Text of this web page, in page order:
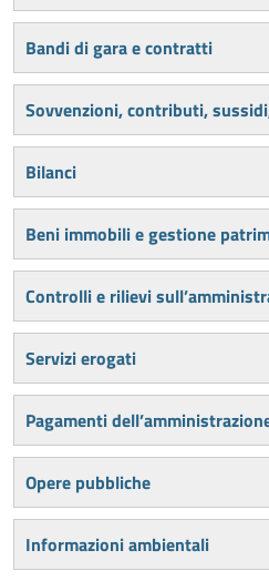
Bandi di gara e contratti
Sovvenzioni, contributi,
Bilanci
Beni immobili e gestione
Controlli e rilievi
Servizi erogati
Pagamenti
Opere pubbliche
Informazioni ambientali